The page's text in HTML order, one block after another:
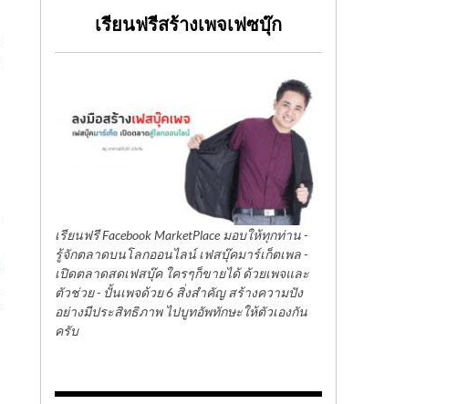
เรียนฟรีสร้างเพจเฟซบุ๊ก
เรียนฟรี Facebook MarketPlace มอบให้ทุกท่าน -
รู้จักตลาดบนโลกออนไลน์ เฟสบุ๊คมาร์เก็ตเพล -
เปิดตลาดสดเฟสบุ๊ค ใครๆก็ขายได้ ด้วยเพจและ
ตัวช่วย - ปั้นเพจด้วย 6 สิ่งสำคัญ สร้างความปัง
อย่างมีประสิทธิภาพ ไปบูทอัพทักษะให้ตัวเองกัน
ครับ